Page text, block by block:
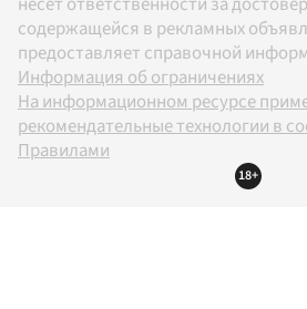
содержащейся в рекламных
предоставляет справочной
Информация об ограничениях
На информационном ресурсе
рекомендательные технологии в
Правилами
18+